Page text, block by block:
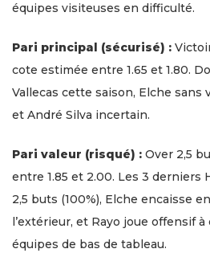
équipes visiteuses en difficulté.
Pari principal (sécurisé) :
cote estimée entre 1.65 et 1.80.
Vallecas cette saison, Elche
et André Silva incertain.
Pari valeur (risqué) : Over 2,5
entre 1.85 et 2.00. Les 3 derniers
2,5 buts (100%), Elche encaisse
l’extérieur, et Rayo joue offensif
équipes de bas de tableau.